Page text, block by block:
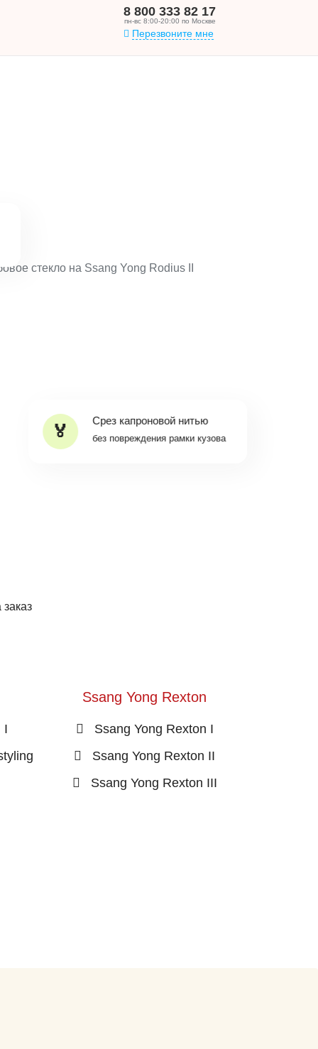
8 800 333 82 17
пн-вс 8:00-20:00 по Москве
Перезвоните мне
Срез капроновой нитью
без повреждения рамки кузова
I
Ssang Yong Rexton
Ssang Yong Rexton I
Ssang Yong Rexton II
Ssang Yong Rexton III